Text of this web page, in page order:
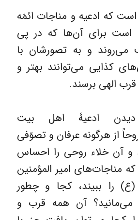
است که ادعیه و مناجات ائمّه
است برای آن‌ها که در پی
می‌روند و به تصورشان با
کذایی می‌توانند بهتر و
الهی برسند.
ادعیۀ اهل بیت
از هرگونه عرفان و تصوّفی
و آن خلاء روحی را احساس
مناجات‌های امیر المؤمنین
را ببیند، کجا و چطور
می‌مانید؟ آن همه قرب و